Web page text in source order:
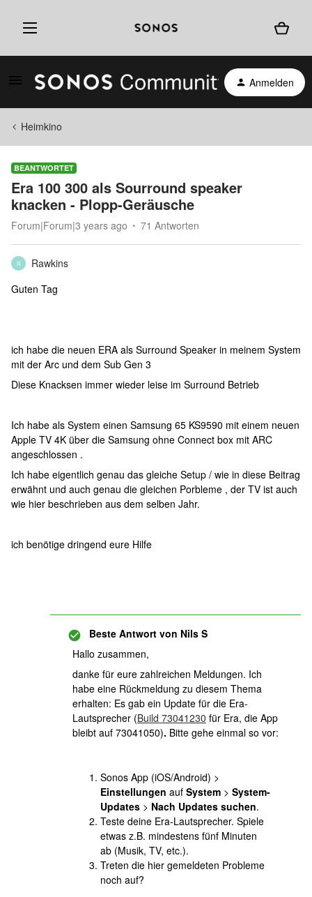
Anmelden
Heimkino
BEANTWORTET
Era 100 300 als Sourround speaker
knacken - Plopp-Geräusche
Forum|Forum|3 years ago 71 Antworten
R
Rawkins
Guten Tag
ich habe die neuen ERA als Surround Speaker in meinem System
mit der Arc und dem Sub Gen 3
Diese Knacksen immer wieder leise im Surround Betrieb
Ich habe als System einen Samsung 65 KS9590 mit einem neuen
Apple TV 4K über die Samsung ohne Connect box mit ARC
angeschlossen .
Ich habe eigentlich genau das gleiche Setup / wie in diese Beitrag
erwähnt und auch genau die gleichen Porbleme , der TV ist auch
wie hier beschrieben aus dem selben Jahr.
ich benötige dringend eure Hilfe
Beste Antwort von Nils S
Hallo zusammen,
danke für eure zahlreichen Meldungen. Ich
habe eine Rückmeldung zu diesem Thema
erhalten: Es gab ein Update für die Era-
Lautsprecher (Build 73041230 für Era, die App
bleibt auf 73041050). Bitte gehe einmal so vor:
Sonos App (iOS/Android) >
Einstellungen auf System > System-
Updates > Nach Updates suchen.
Teste deine Era-Lautsprecher. Spiele
etwas z.B. mindestens fünf Minuten
ab (Musik, TV, etc.).
Treten die hier gemeldeten Probleme
noch auf?